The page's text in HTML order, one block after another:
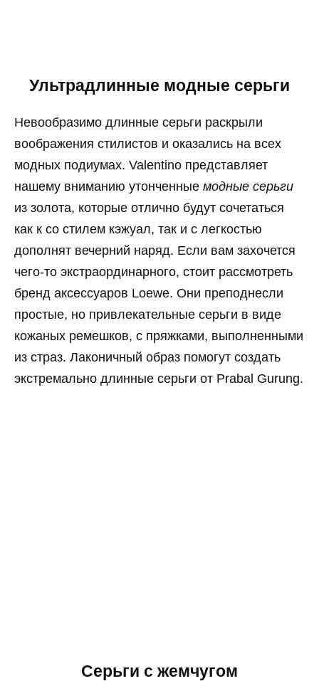
Ультрадлинные модные серьги
Невообразимо длинные серьги раскрыли
воображения стилистов и оказались на всех
модных подиумах. Valentino представляет
нашему вниманию утонченные модные серьги
из золота, которые отлично будут сочетаться
как к со стилем кэжуал, так и с легкостью
дополнят вечерний наряд. Если вам захочется
чего-то экстраординарного, стоит рассмотреть
бренд аксессуаров Loewe. Они преподнесли
простые, но привлекательные серьги в виде
кожаных ремешков, с пряжками, выполненными
из страз. Лаконичный образ помогут создать
экстремально длинные серьги от Prabal Gurung.
Серьги с жемчугом